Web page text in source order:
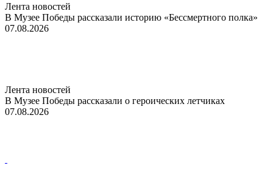
Лента новостей
В Музее Победы рассказали историю «Бессмертного полка»
07.08.2026
Лента новостей
В Музее Победы рассказали о героических летчиках
07.08.2026